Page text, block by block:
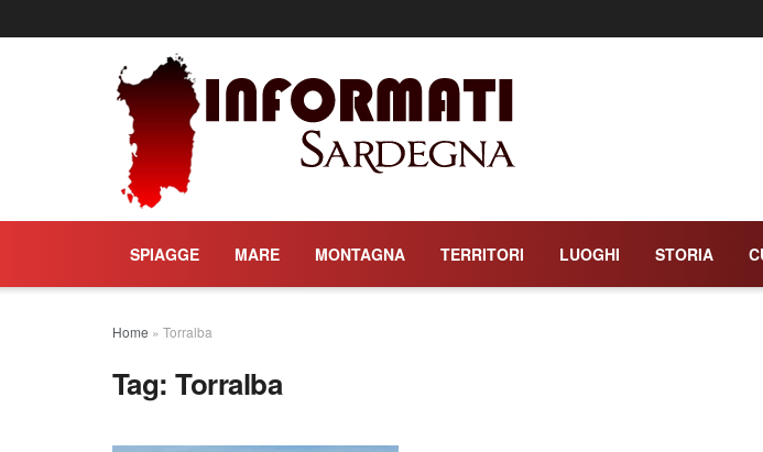
SPIAGGE MARE MONTAGNA TERRITORI LUOGHI STORIA
Home » Torralba
Tag:Torralba